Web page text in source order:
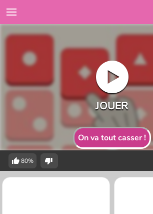
On va tout casser !
80%